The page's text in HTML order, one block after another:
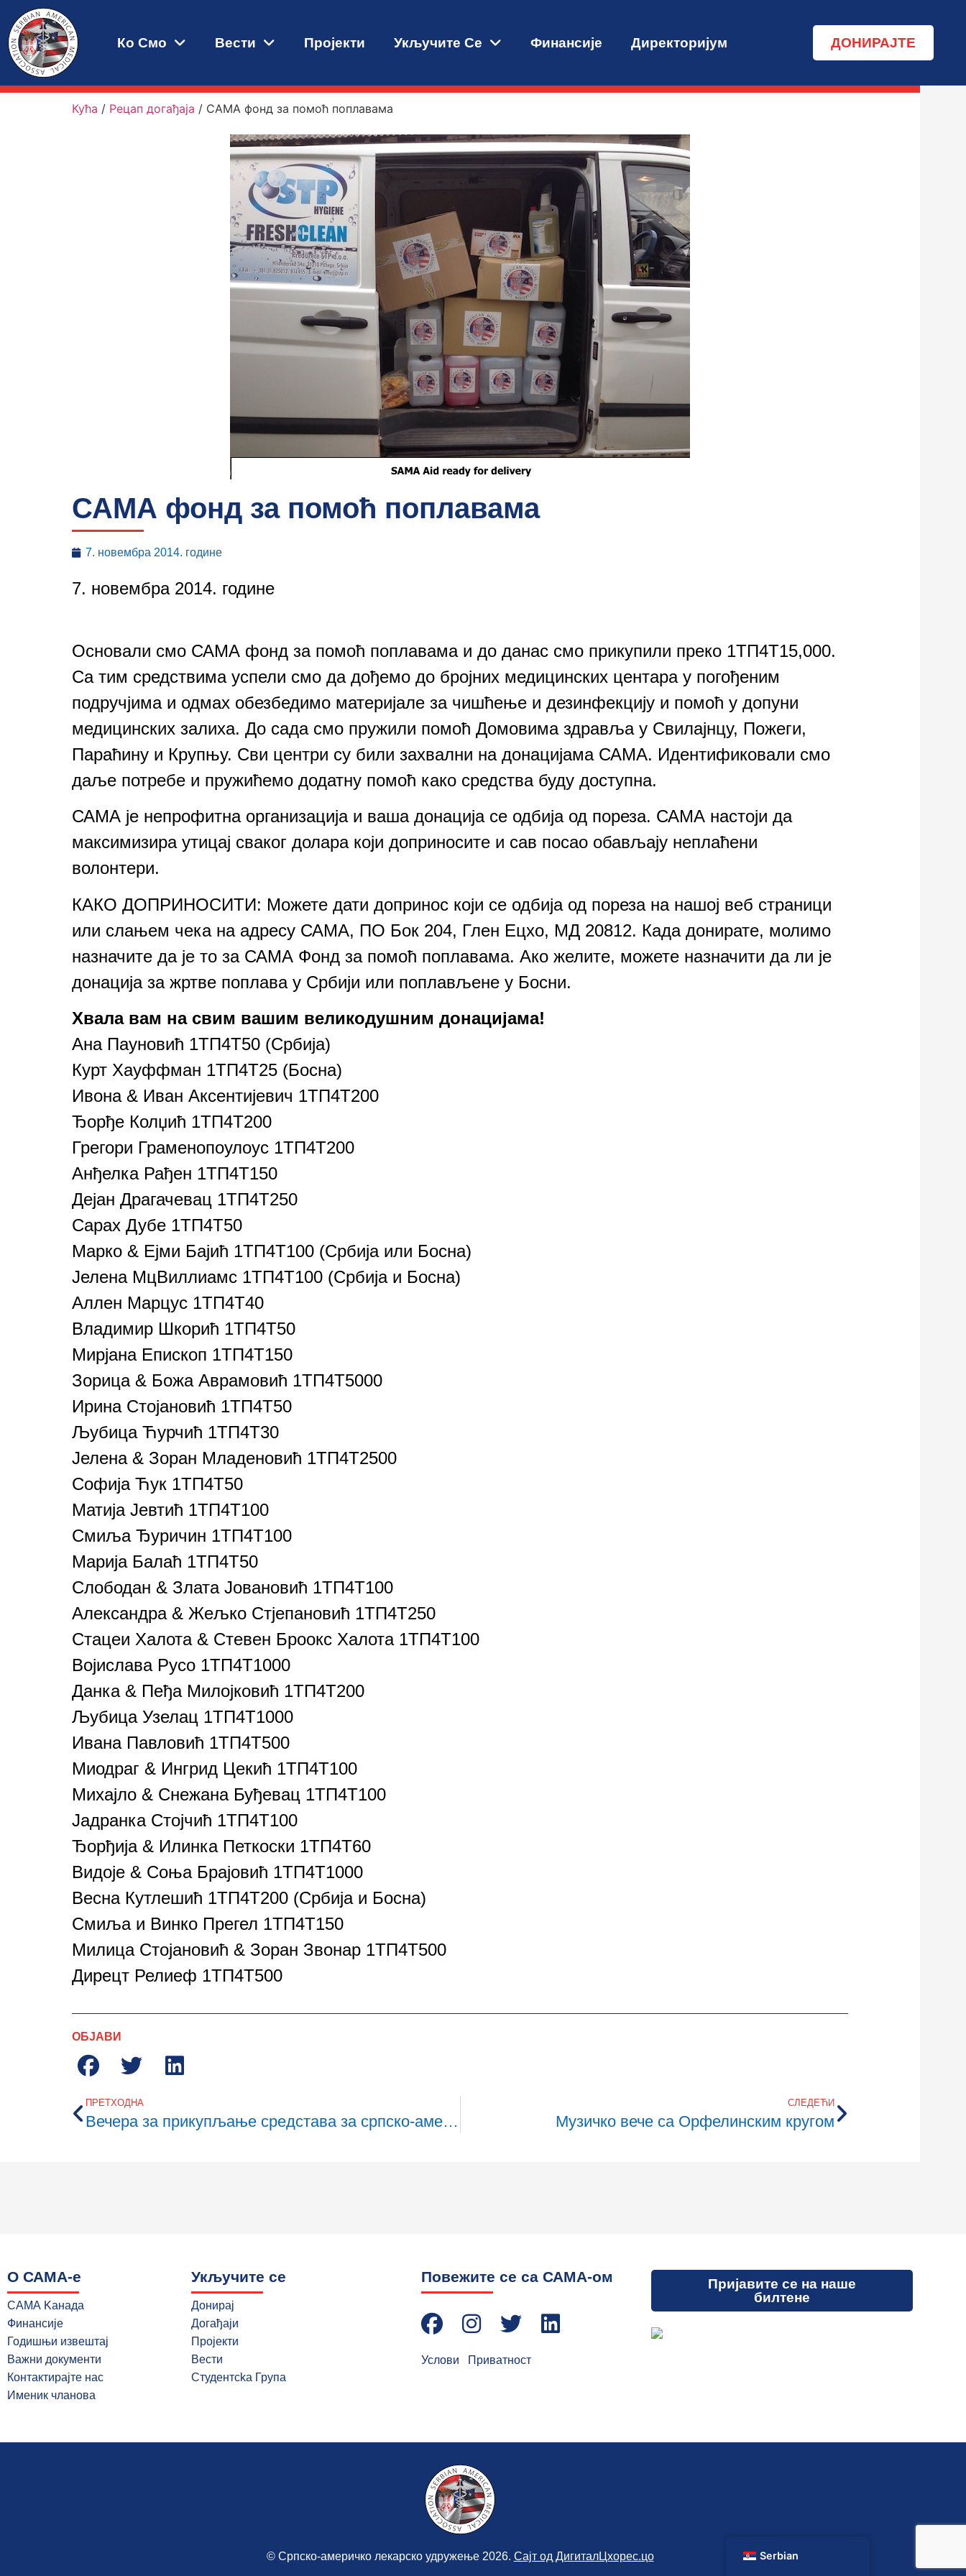
Ко Смо Вести Пројекти Укључите Се Финансије Директоријум ДОНИРАЈTE
Кућа / Рецап догађаја / САМА фонд за помоћ поплавама
САМА фонд за помоћ поплавама
7. новембра 2014. године
7. новембра 2014. године
Основали смо САМА фонд за помоћ поплавама и до данас смо прикупили преко 1ТП4Т15,000.
Са тим средствима успели смо да дођемо до бројних медицинских центара у погођеним
подручјима и одмах обезбедимо материјале за чишћење и дезинфекцију и помоћ у допуни
медицинских залиха. До сада смо пружили помоћ Домовима здравља у Свилајнцу, Пожеги,
Параћину и Крупњу. Сви центри су били захвални на донацијама САМА. Идентификовали смо
даље потребе и пружићемо додатну помоћ како средства буду доступна.
САМА је непрофитна организација и ваша донација се одбија од пореза. САМА настоји да
максимизира утицај сваког долара који доприносите и сав посао обављају неплаћени
волонтери.
КАКО ДОПРИНОСИТИ: Можете дати допринос који се одбија од пореза на нашој веб страници
или слањем чека на адресу САМА, ПО Бок 204, Глен Ецхо, МД 20812. Када донирате, молимо
назначите да је то за САМА Фонд за помоћ поплавама. Ако желите, можете назначити да ли је
донација за жртве поплава у Србији или поплављене у Босни.
Хвала вам на свим вашим великодушним донацијама!
Ана Пауновић 1ТП4Т50 (Србија)
Курт Хауффман 1ТП4Т25 (Босна)
Ивона & Иван Аксентијевич 1ТП4Т200
Ђорђе Колџић 1ТП4Т200
Грегори Граменопоулоус 1ТП4Т200
Анђелка Рађен 1ТП4Т150
Дејан Драгачевац 1ТП4Т250
Сарах Дубе 1ТП4Т50
Марко & Ејми Бајић 1ТП4Т100 (Србија или Босна)
Јелена МцВиллиамс 1ТП4Т100 (Србија и Босна)
Аллен Марцус 1ТП4Т40
Владимир Шкорић 1ТП4Т50
Мирјана Епископ 1ТП4Т150
Зорица & Божа Аврамовић 1ТП4Т5000
Ирина Стојановић 1ТП4Т50
Љубица Ћурчић 1ТП4Т30
Јелена & Зоран Младеновић 1ТП4Т2500
Софија Ћук 1ТП4Т50
Матија Јевтић 1ТП4Т100
Смиља Ђуричин 1ТП4Т100
Марија Балаћ 1ТП4Т50
Слободан & Злата Јовановић 1ТП4Т100
Александра & Жељко Стјепановић 1ТП4Т250
Стацеи Халота & Стевен Броокс Халота 1ТП4Т100
Војислава Русо 1ТП4Т1000
Данка & Пеђа Милојковић 1ТП4Т200
Љубица Узелац 1ТП4Т1000
Ивана Павловић 1ТП4Т500
Миодраг & Ингрид Цекић 1ТП4Т100
Михајло & Снежана Буђевац 1ТП4Т100
Јадранка Стојчић 1ТП4Т100
Ђорђија & Илинка Петкоски 1ТП4Т60
Видоје & Соња Брајовић 1ТП4Т1000
Весна Кутлешић 1ТП4Т200 (Србија и Босна)
Смиља и Винко Прегел 1ТП4Т150
Милица Стојановић & Зоран Звонар 1ТП4Т500
Дирецт Релиеф 1ТП4Т500
ОБЈАВИ
ПРЕТХОДНА
Вечера за прикупљање средстава за српско-америчке лекаре
СЛЕДЕЋИ
Музичко вече са Орфелинским кругом
О САМА-e
САМА Kанада
Финансије
Годишњи извештај
Важни документи
Контактирајте нас
Именик чланова
Укључите се
Донирај
Догађаји
Пројекти
Вести
Студентcka Групa
Повежите се са САМА-ом
Услови Приватност
Пријавите се на наше
билтене
© Српско-америчко лекарско удружење 2026. Сајт од ДигиталЦхорес.цо Serbian